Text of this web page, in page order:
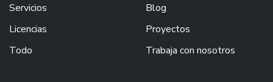
Servicios
Licencias
Todo
Blog
Proyectos
Trabaja con nosotros